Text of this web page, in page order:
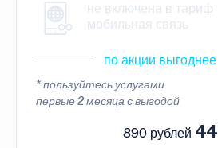
не включена в тариф
мобильная связь
по акции выгоднее
* пользуйтесь услугами
первые 2 месяца с выгодой
890 рублей